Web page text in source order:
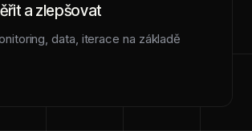
a zlepšovat
data, iterace na základě